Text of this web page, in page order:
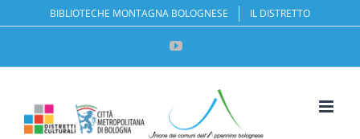
Apri la
contenuto
BIBLIOTECHE MONTAGNA BOLOGNESE IL DISTRETTO
YouTube